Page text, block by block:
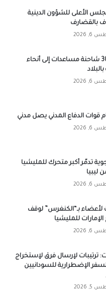
الأعلى للشؤون الدينية
بالقضارف
2026
توزيع 30 شاحنة مساعدات إلى أنحاء
2026
قوات الدفاع المدني يصل مدني
2026
تدمّر أكبر متحرك للمليشيا
ليبيا
2026
لأعضاء بـ“الكنغرس” لوقف
للمليشيا
2026
ترتيبات لإرسال فرق لإستخراج
الإضطرارية للسودانيين
2026